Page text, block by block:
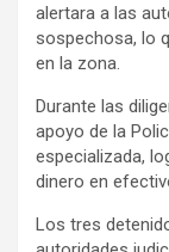
alertara a las
sospechosa, lo
en la zona.
Durante las
apoyo de la
especializada,
dinero en
Los tres